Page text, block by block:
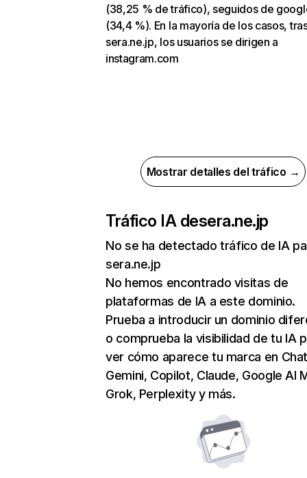
(38,25 % de tráfico), seguidos de
(34,4 %). En la mayoría de los casos,
sera.ne.jp, los usuarios se dirigen a
instagram.com
Mostrar detalles del tráfico →
Tráfico IA desera.ne.jp
No se ha detectado tráfico de IA
sera.ne.jp
No hemos encontrado visitas de
plataformas de IA a este dominio.
Prueba a introducir un dominio
o comprueba la visibilidad de tu IA
ver cómo aparece tu marca en
Gemini, Copilot, Claude, Google AI
Grok, Perplexity y más.